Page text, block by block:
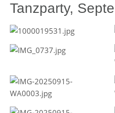
Tanzparty,